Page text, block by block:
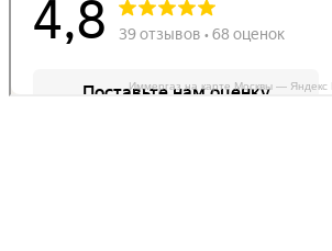
Иммергаз на карте Москвы — Яндекс